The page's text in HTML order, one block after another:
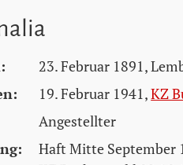
23. Februar 1891,
19. Februar 1941,KZ
Angestellter
Haft Mitte September